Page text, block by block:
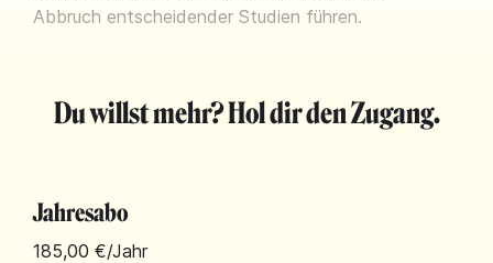
Abbruch entscheidender Studien führen.
Du willst mehr? Hol dir den Zugang.
Jahresabo
185,00 €/Jahr